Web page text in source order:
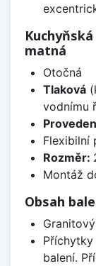
matná
Otočná
Tlaková
vodnímu
Flexibilní
Rozměr:
Montáž
Obsah
balení.